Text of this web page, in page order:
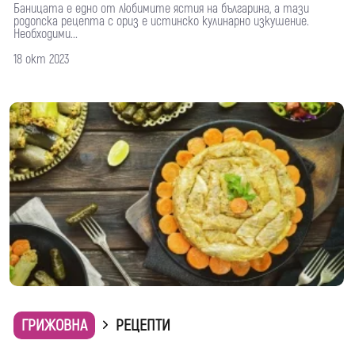
Баницата е едно от любимите ястия на българина, а тази
родопска рецепта с ориз е истинско кулинарно изкушение.
Необходими...
18 окт 2023
ГРИЖОВНА
РЕЦЕПТИ